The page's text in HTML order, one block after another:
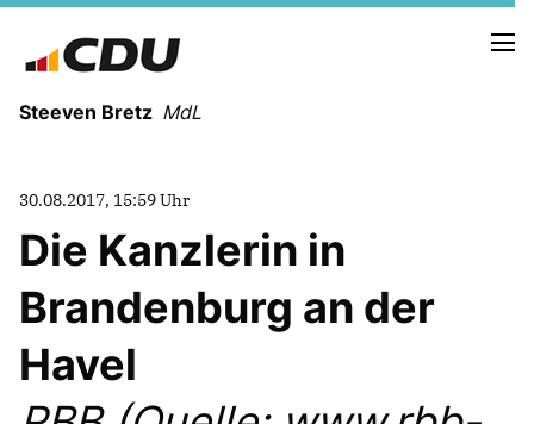
Steeven Bretz MdL
VITA
WAHLKREISBESUCHE
30.08.2017, 15:59 Uhr
Die Kanzlerin in
Brandenburg an der
Havel